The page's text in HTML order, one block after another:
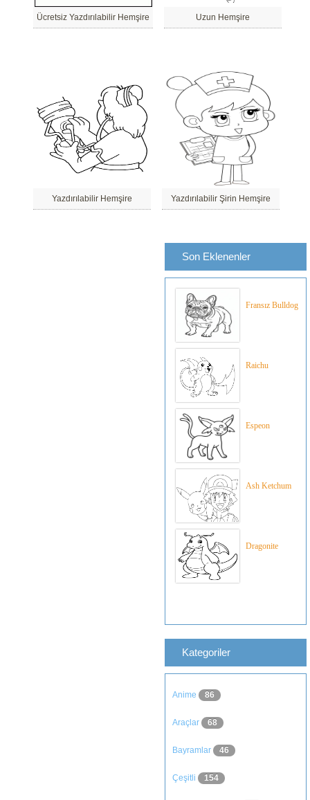
Ücretsiz Yazdırılabilir Hemşire Uzun Hemşire
Yazdırılabilir Hemşire Yazdırılabilir Şirin Hemşire
Son Eklenenler
Fransız Bulldog
Raichu
Espeon
Ash Ketchum
Dragonite
Kategoriler
Anime 86
Araçlar 68
Bayramlar 46
Çeşitli 154